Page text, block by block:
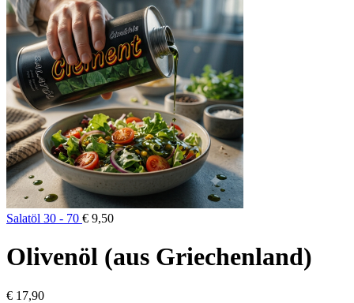
Salatöl 30 - 70 € 9,50
Olivenöl (aus Griechenland)
€ 17,90